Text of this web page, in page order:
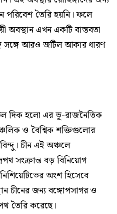
পরিবেশ তৈরি হয়নি। ফলে
অবস্থান এখন একটি বাস্তবতা
সঙ্গে আরও জটিল আকার ধারণ
দিক হলো এর ভূ-রাজনৈতিক
ও বৈশ্বিক শক্তিগুলোর
চীন এই অঞ্চলে
সংক্রান্ত বড় বিনিয়োগ
অংশ হিসেবে
চীনের জন্য বঙ্গোপসাগর ও
তৈরি করেছে।